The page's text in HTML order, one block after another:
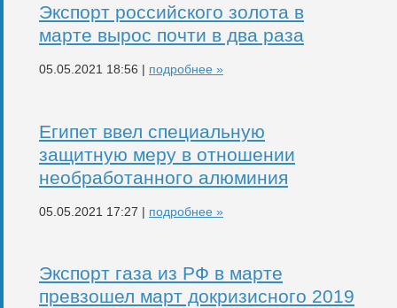
Экспорт российского золота в
марте вырос почти в два раза
05.05.2021 18:56 | подробнее »
Египет ввел специальную
защитную меру в отношении
необработанного алюминия
05.05.2021 17:27 | подробнее »
Экспорт газа из РФ в марте
превзошел март докризисного 2019